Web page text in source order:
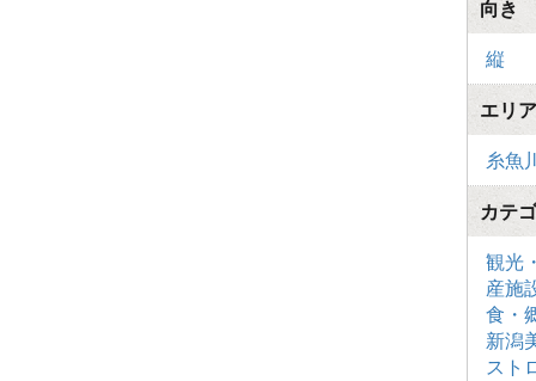
向き
縦
エリア
糸魚
カテ
観光
産施
食・
新潟
スト